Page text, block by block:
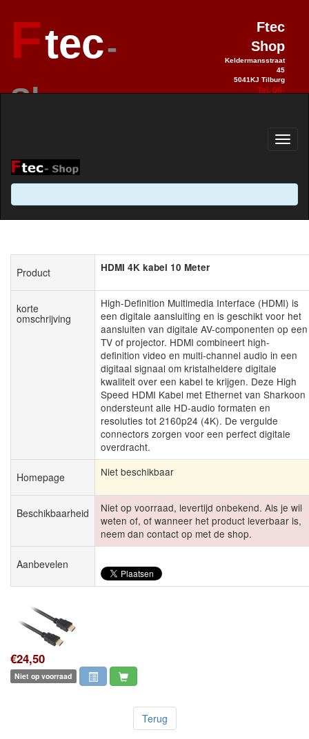
Ftec-
Shop
Ftec
Shop
Keldermansstraat
45
5041KJ Tilburg
Tel. 06-
Product HDMI 4K kabel 10 Meter
korte
omschrijving
High-Definition Multimedia Interface (HDMI) is
een digitale aansluiting en is geschikt voor het
aansluiten van digitale AV-componenten op een
TV of projector. HDMI combineert high-
definition video en multi-channel audio in een
digitaal signaal om kristalheldere digitale
kwaliteit over een kabel te krijgen. Deze High
Speed HDMI Kabel met Ethernet van Sharkoon
ondersteunt alle HD-audio formaten en
resoluties tot 2160p24 (4K). De vergulde
connectors zorgen voor een perfect digitale
overdracht.
Homepage Niet beschikbaar
Beschikbaarheid
Niet op voorraad, levertijd onbekend. Als je wil
weten of, of wanneer het product leverbaar is,
neem dan contact op met de shop.
Aanbevelen
€24,50
Niet op voorraad
Terug